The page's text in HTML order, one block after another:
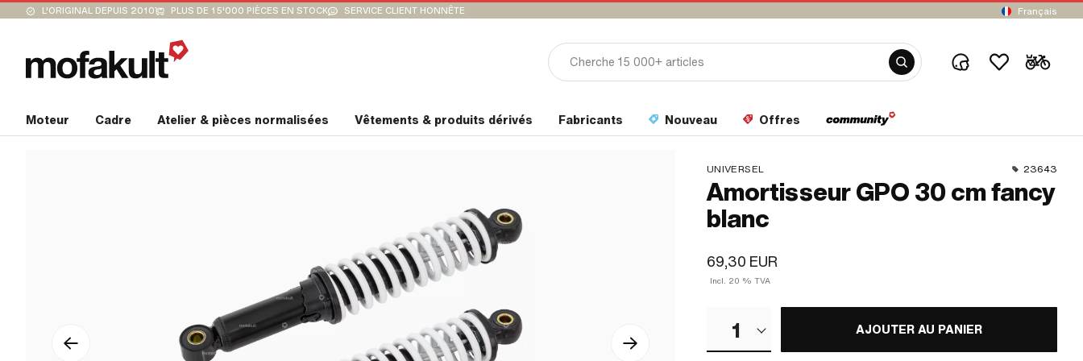
L'ORIGINAL DEPUIS 2010 PLUS DE 15'000 PIÈCES EN STOCK SERVICE CLIENT HONNÊTE Français
Moteur Cadre Atelier & pièces normalisées Vêtements & produits dérivés Fabricants Nouveau Offres
UNIVERSEL 23643
Amortisseur GPO 30 cm fancy
blanc
69,30 EUR
Incl. 20 % TVA
1 AJOUTER AU PANIER